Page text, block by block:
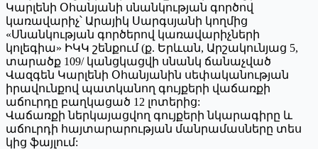
Կարլենի Օհանյանի սնանկության գործով
կառավարիչ՝ Արայիկ Սարգսյանի կողմից
«Սնանկության գործերով կառավարիչների
կոլեգիա» ԻԿԿ շենքում (ք. Երևան, Արշակունյաց 5,
տարածք 109/ կանցկացվի սնանկ ճանաչված
Վազգեն Կարլենի Օհանյանին սեփականության
իրավունքով պատկանող գույքերի վաճառքի
աճուրդը բաղկացած 12 լոտերից:
Վաճառքի ներկայացվող գույքերի նկարագիրը և
աճուրդի հայտարարության մանրամասները տես
կից ֆայլում: